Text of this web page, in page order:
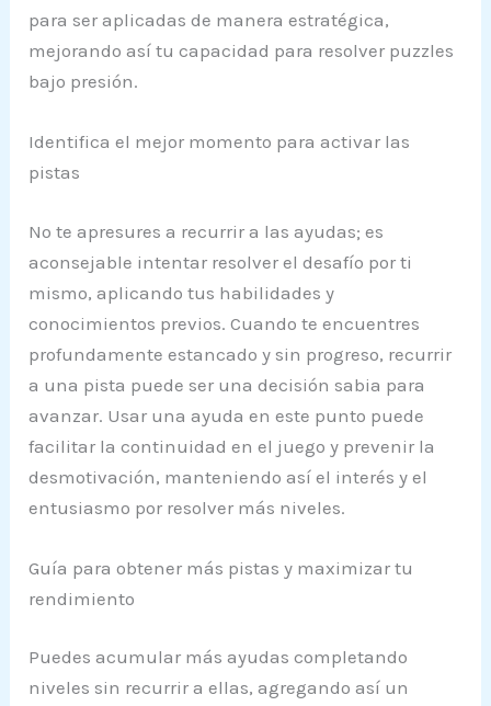
para ser aplicadas de manera estratégica,
mejorando así tu capacidad para resolver puzzles
bajo presión.
Identifica el mejor momento para activar las
pistas
No te apresures a recurrir a las ayudas; es
aconsejable intentar resolver el desafío por ti
mismo, aplicando tus habilidades y
conocimientos previos. Cuando te encuentres
profundamente estancado y sin progreso, recurrir
a una pista puede ser una decisión sabia para
avanzar. Usar una ayuda en este punto puede
facilitar la continuidad en el juego y prevenir la
desmotivación, manteniendo así el interés y el
entusiasmo por resolver más niveles.
Guía para obtener más pistas y maximizar tu
rendimiento
Puedes acumular más ayudas completando
niveles sin recurrir a ellas, agregando así un